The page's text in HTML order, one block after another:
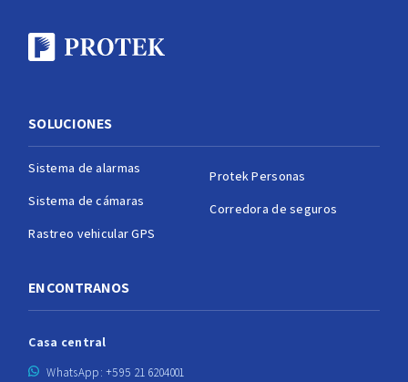
SOLUCIONES
Sistema de alarmas
Sistema de cámaras
Rastreo vehicular GPS
Protek Personas
Corredora de seguros
ENCONTRANOS
Casa central
WhatsApp: +595 21 6204001